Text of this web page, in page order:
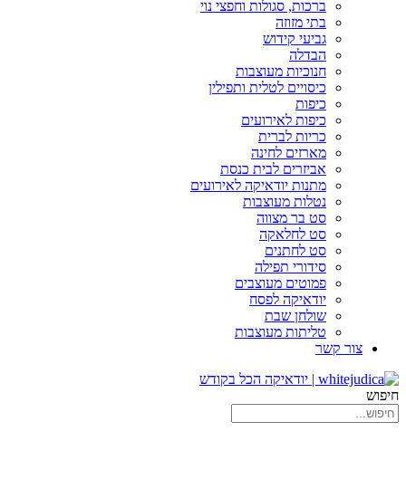
ברכות, סגולות וחפצי נוי
בתי מזוזה
גביעי קידוש
הבדלה
חנוכיות מעוצבות
כיסויים לטלית ותפילין
כיפות
כיפות לאירועים
כריות לברית
מארזים לחינה
אביזרים לבית כנסת
מתנות יודאיקה לאירועים
נטלות מעוצבות
סט בר מצווה
סט לחלאקה
סט לחתנים
סידורי תפילה
פמוטים מעוצבים
יודאיקה לפסח
שולחן שבת
טליתות מעוצבות
צור קשר
חיפוש